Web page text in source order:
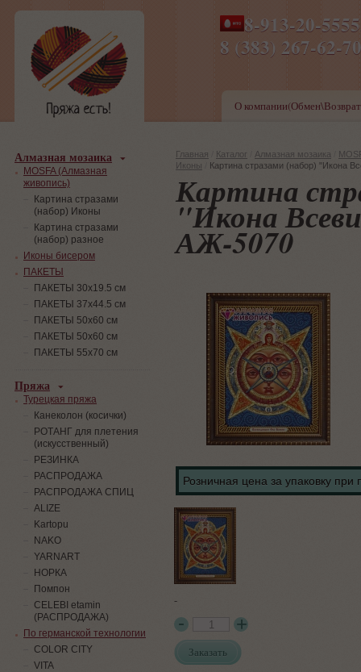
8-913-20-
8 (383) 267-
ПН-ПТ 8-17,СБ-ВС 9-
О
Главная Каталог Алмазная мозаика
Иконы
Картина стразами (набор) "Икона
Картина
"Икона
АЖ-5070
Розничная цена за упаковку при
-
Заказать
Алмазная мозаика
MOSFA (Алмазная
живопись)
Картина стразами
(набор) Иконы
Картина стразами
(набор) разное
Иконы бисером
ПАКЕТЫ
ПАКЕТЫ 30х19.5 см
ПАКЕТЫ 37х44.5 см
ПАКЕТЫ 50х60 см
ПАКЕТЫ 50х60 см
ПАКЕТЫ 55х70 см
Пряжа
Турецкая пряжа
Канеколон (косички)
РОТАНГ для плетения
(искусственный)
PЕЗИНКА
РАСПРОДАЖА
РАСПРОДАЖА СПИЦ
ALIZE
Kartopu
NAKO
YARNART
НОРКА
Помпон
СELEBI etamin
(РАСПРОДАЖА)
По германской технологии
COLOR CITY
VITA